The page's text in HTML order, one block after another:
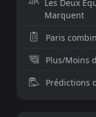
Les Deux
Marquent
Paris
Plus/Moins
Prédictions